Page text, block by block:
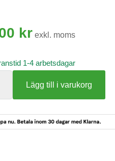
kr exkl. moms
1-4 arbetsdagar
Lägg till i varukorg